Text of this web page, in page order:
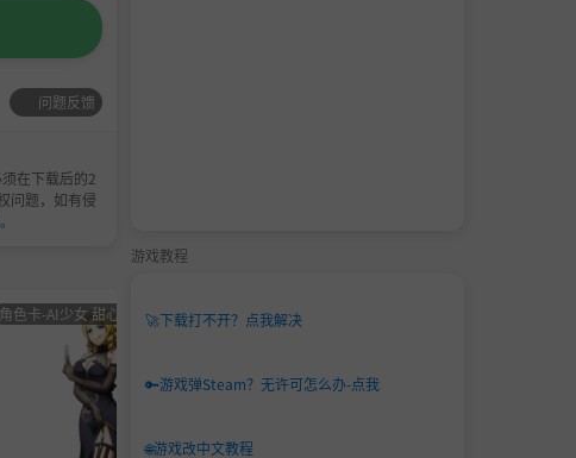
问题反馈
在下载后的2
问题，如有侵
。
角色卡-AI少女 甜心选择 恋活
男主
游戏教程
🚀下载打不开？点我解决
🔑游戏弹Steam？无许可怎么办-点我
🌐游戏改中文教程